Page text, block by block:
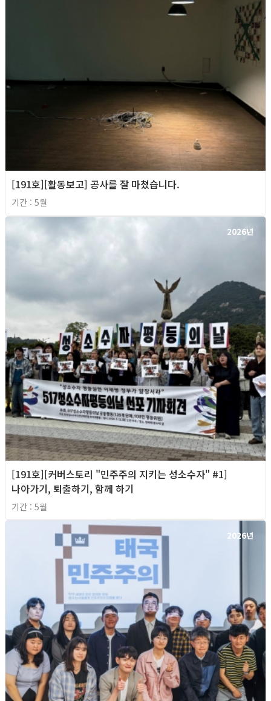
[191호][활동보고] 공사를 잘 마쳤습니다.
기간 : 5월
2026년
[191호][커버스토리 "민주주의 지키는 성소수자" #1]
나아가기, 퇴출하기, 함께 하기
기간 : 5월
2026년